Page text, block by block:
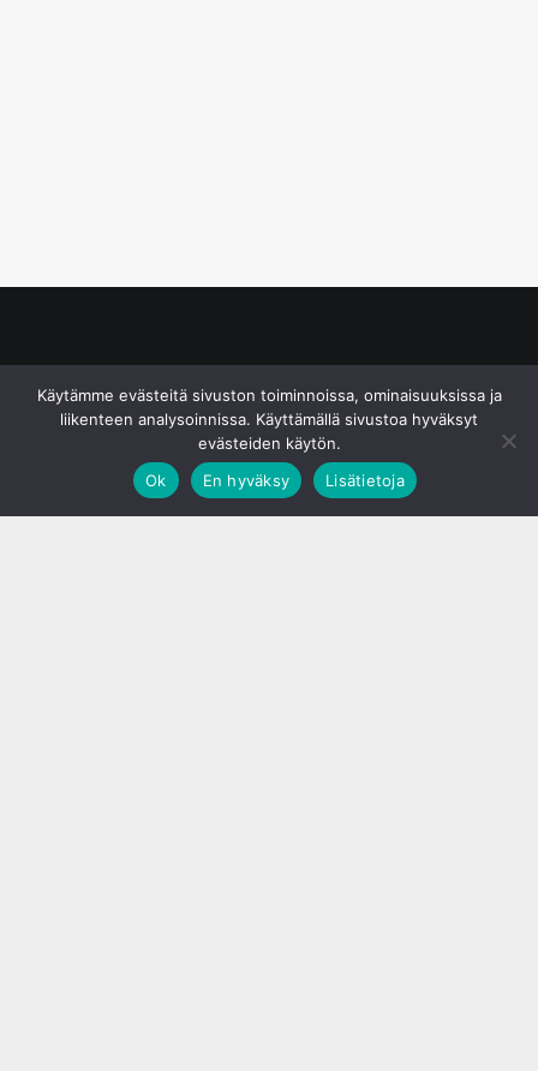
Käytämme evästeitä sivuston toiminnoissa, ominaisuuksissa ja
liikenteen analysoinnissa. Käyttämällä sivustoa hyväksyt
evästeiden käytön.
Ok
En hyväksy Lisätietoja